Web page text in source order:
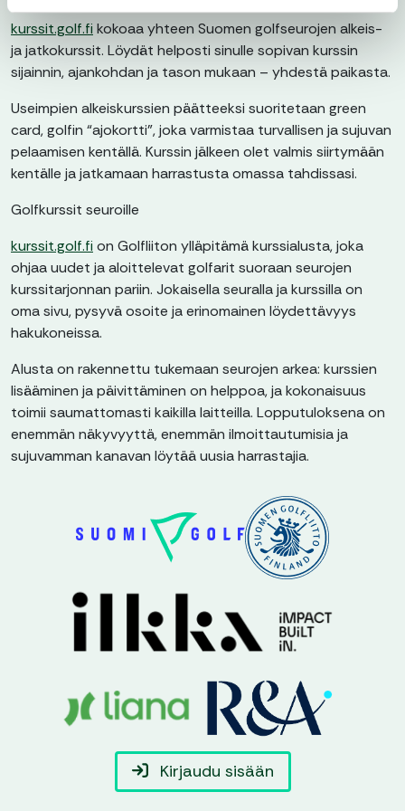
kurssit.golf.fi kokoaa yhteen Suomen golfseurojen alkeis-
ja jatkokurssit. Löydät helposti sinulle sopivan kurssin
sijainnin, ajankohdan ja tason mukaan – yhdestä paikasta.
Useimpien alkeiskurssien päätteeksi suoritetaan green
card, golfin “ajokortti”, joka varmistaa turvallisen ja sujuvan
pelaamisen kentällä. Kurssin jälkeen olet valmis siirtymään
kentälle ja jatkamaan harrastusta omassa tahdissasi.
Golfkurssit seuroille
kurssit.golf.fi on Golfliiton ylläpitämä kurssialusta, joka
ohjaa uudet ja aloittelevat golfarit suoraan seurojen
kurssitarjonnan pariin. Jokaisella seuralla ja kurssilla on
oma sivu, pysyvä osoite ja erinomainen löydettävyys
hakukoneissa.
Alusta on rakennettu tukemaan seurojen arkea: kurssien
lisääminen ja päivittäminen on helppoa, ja kokonaisuus
toimii saumattomasti kaikilla laitteilla. Lopputuloksena on
enemmän näkyvyyttä, enemmän ilmoittautumisia ja
sujuvamman kanavan löytää uusia harrastajia.
Kirjaudu sisään